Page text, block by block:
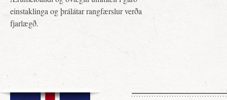
einstaklinga og þrálátar rangfærslur verða
fjarlægð.